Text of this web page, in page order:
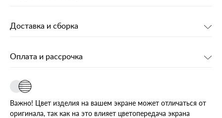
Доставка и сборка
Оплата и рассрочка
Важно! Цвет изделия на вашем экране может отличаться от
оригинала, так как на это влияет цветопередача экрана